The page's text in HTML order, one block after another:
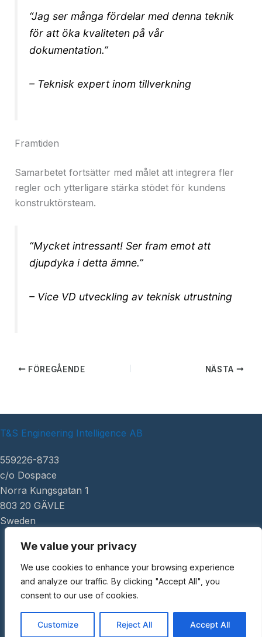
We value your privacy
We use cookies to enhance your browsing experience
and analyze our traffic. By clicking "Accept All", you
consent to our use of cookies.
Customize Reject All Accept All
“Jag ser många fördelar med denna teknik
för att öka kvaliteten på vår
dokumentation.”
– Teknisk expert inom tillverkning
Framtiden
Samarbetet fortsätter med målet att integrera fler
regler och ytterligare stärka stödet för kundens
konstruktörsteam.
“Mycket intressant! Ser fram emot att
djupdyka i detta ämne.”
– Vice VD utveckling av teknisk utrustning
FÖREGÅENDE NÄSTA
T&S Engineering Intelligence AB
559226-8733
c/o Dospace
Norra Kungsgatan 1
803 20 GÄVLE
Sweden
Copyright ©
2026 AI Review